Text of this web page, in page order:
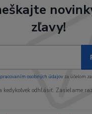
zľavy!
osobných údajov za účelom
kedykoľvek odhlásiť. Zasielame